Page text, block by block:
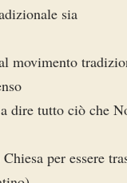
sia
movimento
dire tutto ciò che
per essere